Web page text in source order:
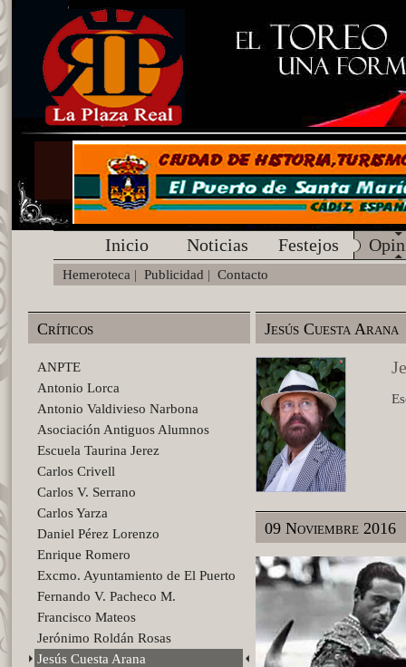
Inicio Noticias Festejos
Hemeroteca | Publicidad | Contacto
Críticos
ANPTE
Antonio Lorca
Antonio Valdivieso Narbona
Asociación Antiguos Alumnos
Escuela Taurina Jerez
Carlos Crivell
Carlos V. Serrano
Carlos Yarza
Daniel Pérez Lorenzo
Enrique Romero
Excmo. Ayuntamiento de El Puerto
Fernando V. Pacheco M.
Francisco Mateos
Jerónimo Roldán Rosas
Jesús Cuesta Arana
Jesús Cuesta Arana
09 Noviembre 2016